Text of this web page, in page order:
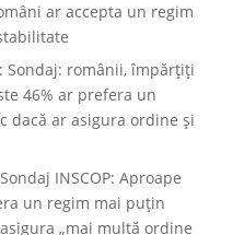
ar accepta un regim
Sondaj: românii, împărțiți
46% ar prefera un
dacă ar asigura ordine și
INSCOP: Aproape
un regim mai puțin
„mai multă ordine